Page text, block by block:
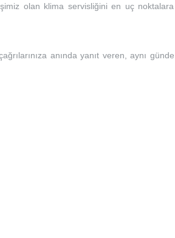
olan klima servisliğini en uç noktalara
anında yanıt veren, aynı günde